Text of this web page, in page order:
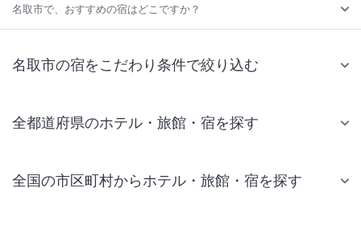
名取市で、おすすめの宿はどこですか？
名取市の宿をこだわり条件で絞り込む
全都道府県のホテル・旅館・宿を探す
全国の市区町村からホテル・旅館・宿を探す